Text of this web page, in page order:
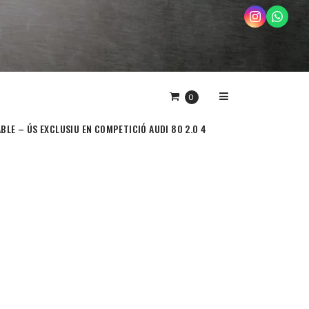
0
– ÚS EXCLUSIU EN COMPETICIÓ AUDI 80 2.0 4